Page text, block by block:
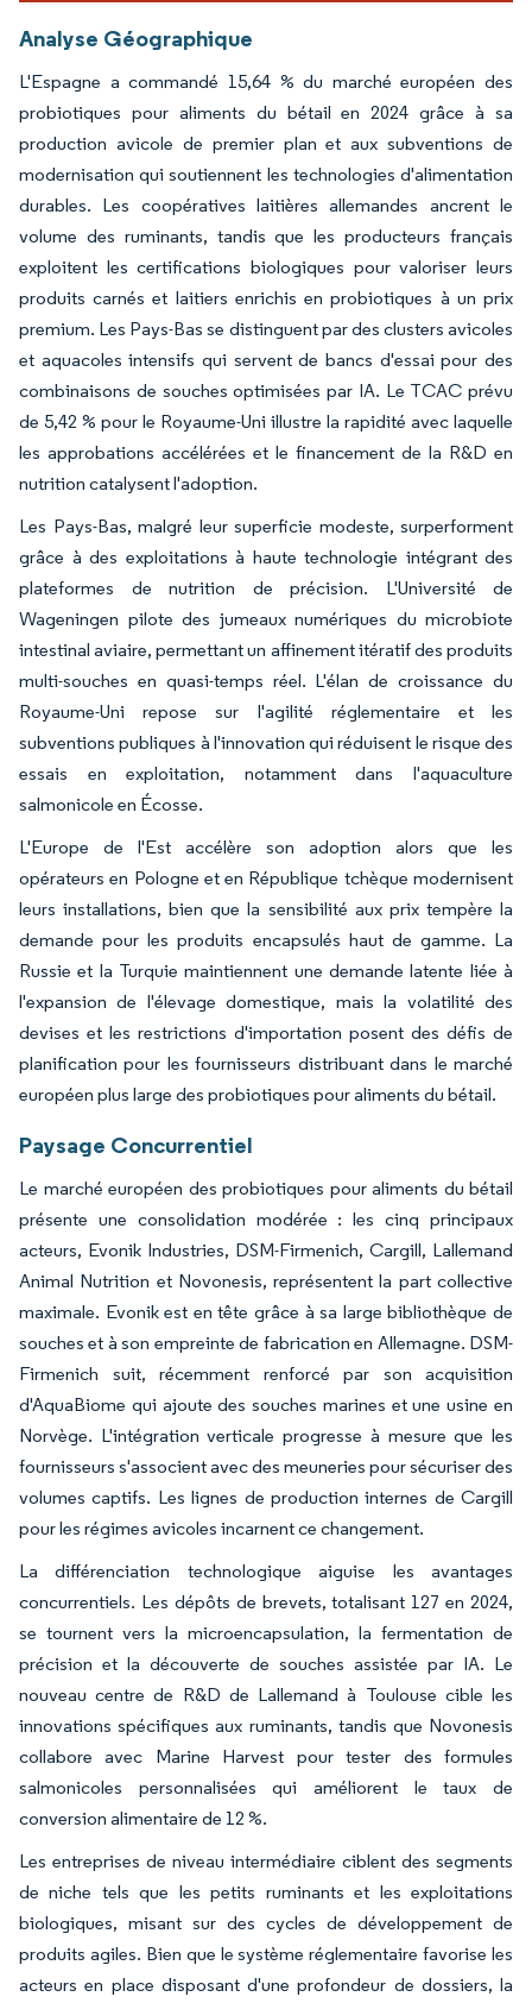
Analyse Géographique
L'Espagne a commandé 15,64 % du marché européen des
probiotiques pour aliments du bétail en 2024 grâce à sa
production avicole de premier plan et aux subventions de
modernisation qui soutiennent les technologies d'alimentation
durables. Les coopératives laitières allemandes ancrent le
volume des ruminants, tandis que les producteurs français
exploitent les certifications biologiques pour valoriser leurs
produits carnés et laitiers enrichis en probiotiques à un prix
premium. Les Pays-Bas se distinguent par des clusters avicoles
et aquacoles intensifs qui servent de bancs d'essai pour des
combinaisons de souches optimisées par IA. Le TCAC prévu
de 5,42 % pour le Royaume-Uni illustre la rapidité avec laquelle
les approbations accélérées et le financement de la R&D en
nutrition catalysent l'adoption.
Les Pays-Bas, malgré leur superficie modeste, surperforment
grâce à des exploitations à haute technologie intégrant des
plateformes de nutrition de précision. L'Université de
Wageningen pilote des jumeaux numériques du microbiote
intestinal aviaire, permettant un affinement itératif des produits
multi-souches en quasi-temps réel. L'élan de croissance du
Royaume-Uni repose sur l'agilité réglementaire et les
subventions publiques à l'innovation qui réduisent le risque des
essais en exploitation, notamment dans l'aquaculture
salmonicole en Écosse.
L'Europe de l'Est accélère son adoption alors que les
opérateurs en Pologne et en République tchèque modernisent
leurs installations, bien que la sensibilité aux prix tempère la
demande pour les produits encapsulés haut de gamme. La
Russie et la Turquie maintiennent une demande latente liée à
l'expansion de l'élevage domestique, mais la volatilité des
devises et les restrictions d'importation posent des défis de
planification pour les fournisseurs distribuant dans le marché
européen plus large des probiotiques pour aliments du bétail.
Paysage Concurrentiel
Le marché européen des probiotiques pour aliments du bétail
présente une consolidation modérée : les cinq principaux
acteurs, Evonik Industries, DSM-Firmenich, Cargill, Lallemand
Animal Nutrition et Novonesis, représentent la part collective
maximale. Evonik est en tête grâce à sa large bibliothèque de
souches et à son empreinte de fabrication en Allemagne. DSM-
Firmenich suit, récemment renforcé par son acquisition
d'AquaBiome qui ajoute des souches marines et une usine en
Norvège. L'intégration verticale progresse à mesure que les
fournisseurs s'associent avec des meuneries pour sécuriser des
volumes captifs. Les lignes de production internes de Cargill
pour les régimes avicoles incarnent ce changement.
La différenciation technologique aiguise les avantages
concurrentiels. Les dépôts de brevets, totalisant 127 en 2024,
se tournent vers la microencapsulation, la fermentation de
précision et la découverte de souches assistée par IA. Le
nouveau centre de R&D de Lallemand à Toulouse cible les
innovations spécifiques aux ruminants, tandis que Novonesis
collabore avec Marine Harvest pour tester des formules
salmonicoles personnalisées qui améliorent le taux de
conversion alimentaire de 12 %.
Les entreprises de niveau intermédiaire ciblent des segments
de niche tels que les petits ruminants et les exploitations
biologiques, misant sur des cycles de développement de
produits agiles. Bien que le système réglementaire favorise les
acteurs en place disposant d'une profondeur de dossiers, la